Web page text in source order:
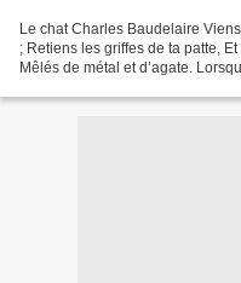
Le chat Charles Baudelaire
; Retiens les griffes de ta patte,
Mêlés de métal et d’agate.